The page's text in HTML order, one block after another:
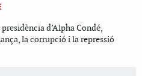
d’Alpha Condé,
la corrupció i la repressió